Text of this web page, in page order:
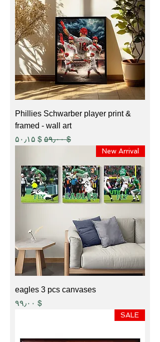
Phillies Schwarber player print &
framed - wall art
Regular Price
$ ۵۹٫۰۰ Sale Price
$ ۵۰٫۱۵
New Arrival
eagles 3 pcs canvases
Price
$ ۹۹٫۰۰
SALE